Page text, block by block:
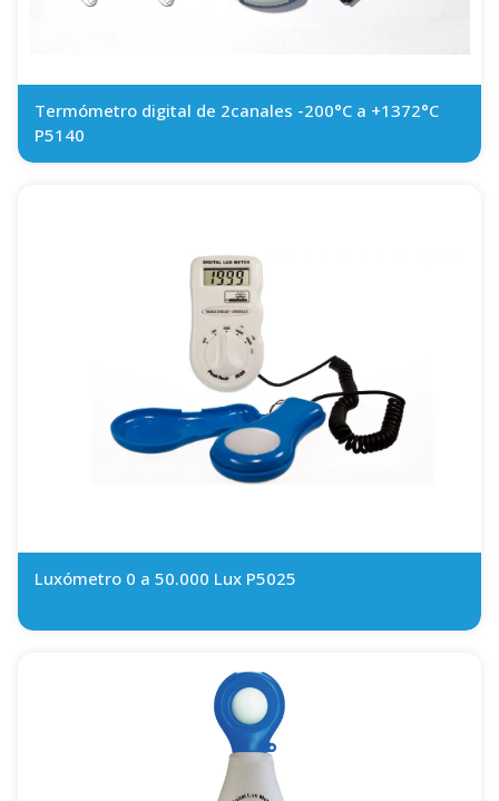
Termómetro digital de 2canales -200°C a +1372°C
P5140
Luxómetro 0 a 50.000 Lux P5025